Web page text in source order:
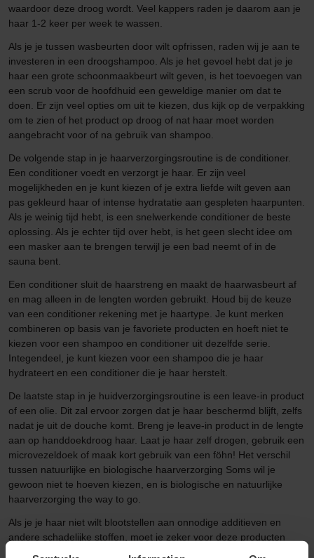
waardoor deze droog wordt. Veel kappers raden je daarom aan je
haar 1-2 keer per week te wassen.
Als je je tussen wasbeurten door wilt opfrissen, raden wij je aan te
investeren in een droogshampoo. Als je het gevoel hebt dat je je
haar een grote schoonmaakbeurt wilt geven, is het toevoegen van
een scrub voor de hoofdhuid een geweldige manier om dat te
doen. Er zijn veel opties om uit te kiezen, dus kijk op de verpakking
om te zien of het product op droog of nat haar moet worden
aangebracht voor of na gebruik van shampoo.
De volgende stap in je haarverzorgingsroutine is de conditioner.
Een conditioner voedt en verzorgt je haar. Er zijn veel
mogelijkheden en je kunt kiezen of je extra liefde wilt geven aan
pas gekleurd haar of intense hydratatie aan gespleten haarpunten.
Als je weinig tijd hebt, is een snelwerkende conditioner de beste
oplossing. Als je echter tijd over hebt, is het geen slecht idee om
een masker aan te brengen terwijl je een bad neemt of in de
sauna bent.
Een conditioner sluit de haarstreng en maakt de haarwasbeurt af
en mag alleen in de lengten worden gebruikt. Houd bij de keuze
van een conditioner rekening met je haartype. Je kunt merken
combineren op basis van je favoriete producten en hoeft niet te
kiezen voor een shampoo en conditioner uit dezelfde serie.
Integendeel, je kunt kiezen voor een shampoo die je haar
hydrateert en een conditioner die je haar herstelt.
De laatste stap in je huidverzorgingsroutine is een leave-in product
of een olie. Dit zal ervoor zorgen dat je haar beschermd blijft, zelfs
nadat je uit de douche komt. Breng je leave-in product in de lengte
aan op handdoekdroog haar. Laat je haar zelf drogen, gebruik een
microvezeldoek of maak kort gebruik van een föhn! Het verschil
tussen natuurlijke en biologische haarverzorging Soms wil je
gewoon niet te hoeven kiezen, en is biologische en natuurlijke
haarverzorging the way to go.
Als je je haar niet wilt blootstellen aan onnodige additieven en
andere schadelijke stoffen, moet je zeker voor deze producten